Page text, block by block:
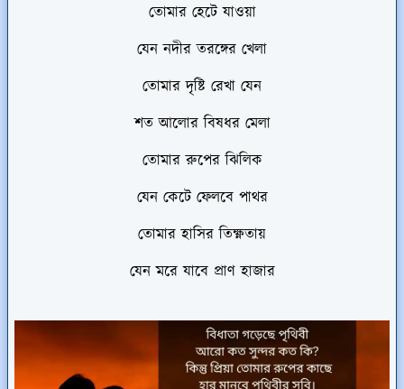
তোমার হেটে যাওয়া
যেন নদীর তরঙ্গের খেলা
তোমার দৃষ্টি রেখা যেন
শত আলোর বিষধর মেলা
তোমার রুপের ঝিলিক
যেন কেটে ফেলবে পাথর
তোমার হাসির তিক্ষ্ণতায়
যেন মরে যাবে প্রাণ হাজার